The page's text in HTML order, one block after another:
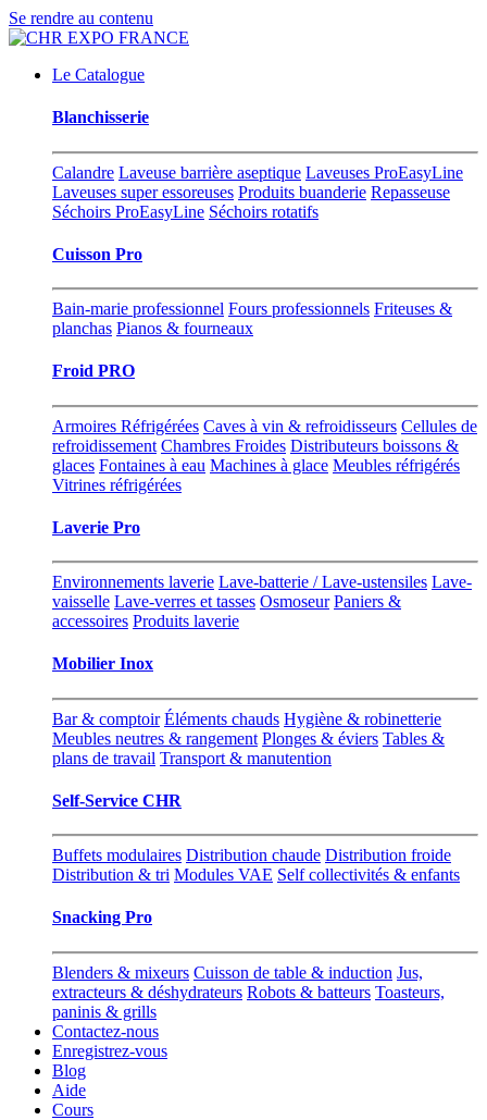
Se rendre au contenu
Le Catalogue
Blanchisserie
Calandre Laveuse barrière aseptique Laveuses ProEasyLine
Laveuses super essoreuses Produits buanderie Repasseuse
Séchoirs ProEasyLine Séchoirs rotatifs
Cuisson Pro
Bain-marie professionnel Fours professionnels Friteuses &
planchas Pianos & fourneaux
Froid PRO
Armoires Réfrigérées Caves à vin & refroidisseurs Cellules de
refroidissement Chambres Froides Distributeurs boissons &
glaces Fontaines à eau Machines à glace Meubles réfrigérés
Vitrines réfrigérées
Laverie Pro
Environnements laverie Lave-batterie / Lave-ustensiles Lave-
vaisselle Lave-verres et tasses Osmoseur Paniers &
accessoires Produits laverie
Mobilier Inox
Bar & comptoir Éléments chauds Hygiène & robinetterie
Meubles neutres & rangement Plonges & éviers Tables &
plans de travail Transport & manutention
Self-Service CHR
Buffets modulaires Distribution chaude Distribution froide
Distribution & tri Modules VAE Self collectivités & enfants
Snacking Pro
Blenders & mixeurs Cuisson de table & induction Jus,
extracteurs & déshydrateurs Robots & batteurs Toasteurs,
paninis & grills
Contactez-nous
Enregistrez-vous
Blog
Aide
Cours